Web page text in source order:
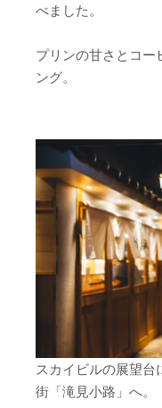
べました。
プリンの甘さとコー
ング。
スカイビルの展望台
街「滝見小路」へ。